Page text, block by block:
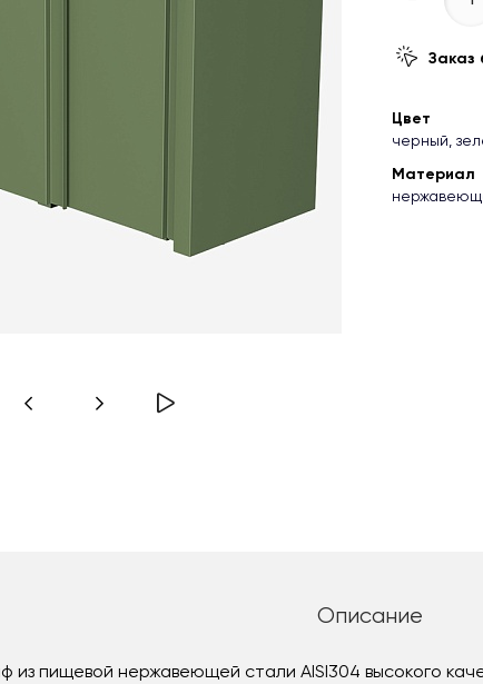
Заказ
Цвет
черный,
Материал
Описание
из пищевой нержавеющей стали AISI304 высокого